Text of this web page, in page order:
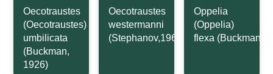
Oecotraustes
(Oecotraustes)
umbilicata
(Buckman,
1926)
Oecotraustes
westermanni
(Stephanov,1966)
Oppelia
(Oppelia)
flexa